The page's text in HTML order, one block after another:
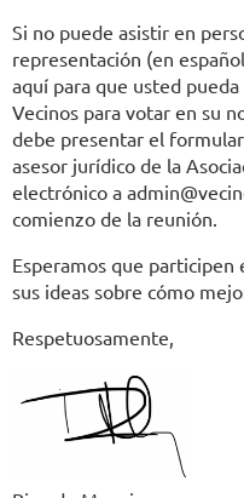
Si no puede asistir en
representación (en
aquí para que usted
Vecinos para votar en su
debe presentar el
asesor jurídico de la
electrónico a
comienzo de la reunión.
Esperamos que
sus ideas sobre cómo
Respetuosamente,